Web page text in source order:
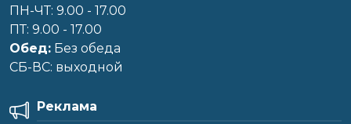
ПН-ЧТ: 9.00 - 17.00
ПТ: 9.00 - 17.00
Обед: Без обеда
CБ-ВС: выходной
Реклама